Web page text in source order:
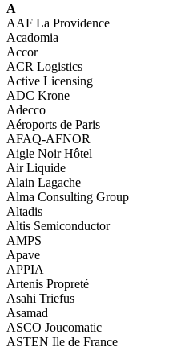
A
AAF La Providence
Acadomia
Accor
ACR Logistics
Active Licensing
ADC Krone
Adecco
Aéroports de Paris
AFAQ-AFNOR
Aigle Noir Hôtel
Air Liquide
Alain Lagache
Alma Consulting Group
Altadis
Altis Semiconductor
AMPS
Apave
APPIA
Artenis Propreté
Asahi Triefus
Asamad
ASCO Joucomatic
ASTEN Ile de France